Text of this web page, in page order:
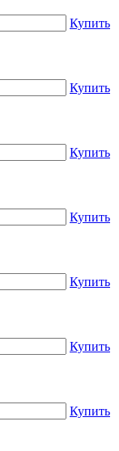
Купить
Купить
Купить
Купить
Купить
Купить
Купить